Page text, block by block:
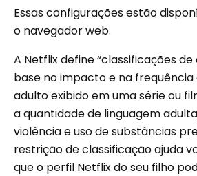
Essas configurações estão
o navegador web.
A Netflix define “classificações
base no impacto e na
adulto exibido em uma série ou
a quantidade de linguagem
violência e uso de substâncias
restrição de classificação ajuda
que o perfil Netflix do seu filho